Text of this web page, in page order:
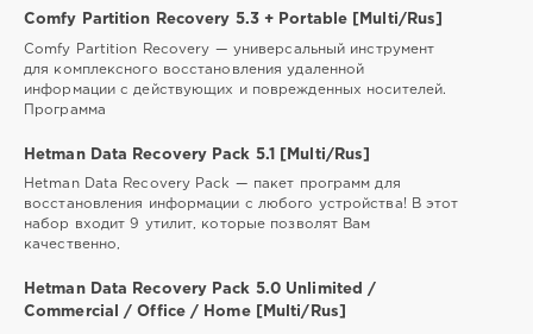
Comfy Partition Recovery 5.3 + Portable [Multi/Rus]
Comfy Partition Recovery — универсальный инструмент
для комплексного восстановления удаленной
информации с действующих и поврежденных носителей.
Программа
Hetman Data Recovery Pack 5.1 [Multi/Rus]
Hetman Data Recovery Pack — пакет программ для
восстановления информации с любого устройства! В этот
набор входит 9 утилит, которые позволят Вам
качественно,
Hetman Data Recovery Pack 5.0 Unlimited /
Commercial / Office / Home [Multi/Rus]